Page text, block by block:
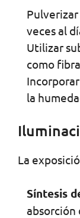
veces al
Utilizar
como
la
La
Síntesis
absorción